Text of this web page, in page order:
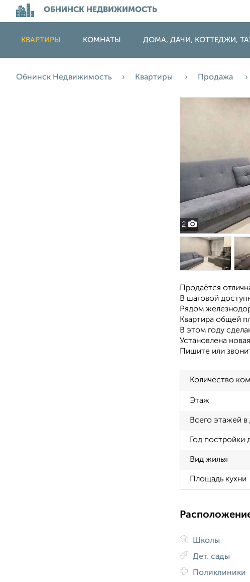
ОБНИНСК НЕДВИЖИМОСТЬ
КВАРТИРЫ КОМНАТЫ ДОМА, ДАЧИ, КОТТЕДЖИ,
Обнинск Недвижимость Квартиры Продажа
2
Продаётся
В шаговой
Рядом
Квартира общей
В этом году
Установлена
Пишите или
Количество
Этаж
Всего этажей
Год постройки
Вид жилья
Площадь кухни
Школы
Дет. сады
Поликлиники